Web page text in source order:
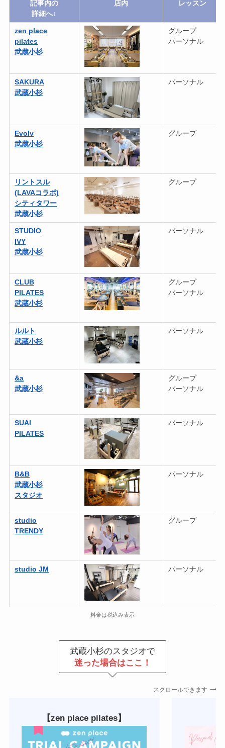
記事内の
詳細へ↓
店内 レッスン
zen place
pilates
武蔵小杉
グループ
パーソナル
SAKURA
武蔵小杉
パーソナル
Evolv
武蔵小杉
グループ
リントスル
(LAVAコラボ)
シティタワー
武蔵小杉
グループ
STUDIO
IVY
武蔵小杉
パーソナル
CLUB
PILATES
武蔵小杉
グループ
パーソナル
ルルト
武蔵小杉
パーソナル
&a
武蔵小杉
グループ
パーソナル
SUAI
PILATES
パーソナル
B&B
武蔵小杉
スタジオ
パーソナル
studio
TRENDY
グループ
studio JM パーソナル
料金は税込み表示
武蔵小杉のスタジオで
迷った場合はここ！
スクロールできます
【zen place pilates】